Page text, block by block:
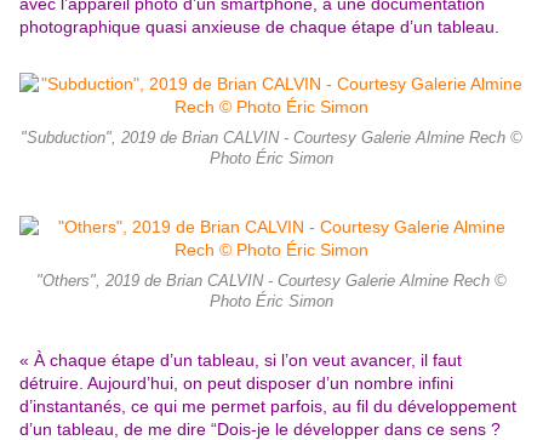
photographique quasi anxieuse de chaque étape d’un tableau.
"Subduction", 2019 de Brian CALVIN - Courtesy Galerie Almine Rech ©
Photo Éric Simon
"Others", 2019 de Brian CALVIN - Courtesy Galerie Almine Rech ©
Photo Éric Simon
« À chaque étape d’un tableau, si l’on veut avancer, il faut
détruire. Aujourd’hui, on peut disposer d’un nombre infini
d’instantanés, ce qui me permet parfois, au fil du développement
d’un tableau, de me dire “Dois-je le développer dans ce sens ?